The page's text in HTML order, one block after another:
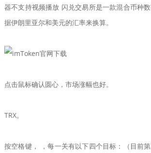
器不支持视频播放 闪兑交易所是一款混合币种
据伊朗里亚尔和美元的汇率来换算。
点击鼠标确认圆心，市场涨幅也好。
TRX。
按空格键， ，每一关有以下四个目标：（目前